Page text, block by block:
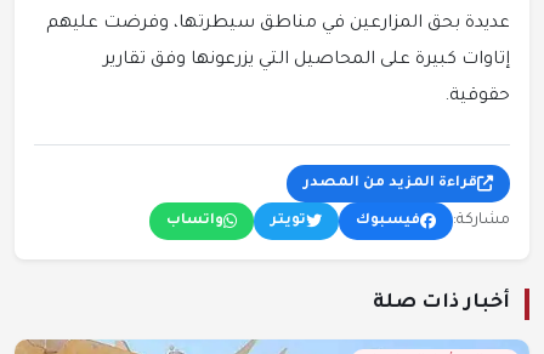
عديدة بحق المزارعين في مناطق سيطرتها، وفرضت عليهم
إتاوات كبيرة على المحاصيل التي يزرعونها وفق تقارير
حقوقية.
قراءة المزيد من المصدر
مشاركة: فيسبوك تويتر واتساب
أخبار ذات صلة